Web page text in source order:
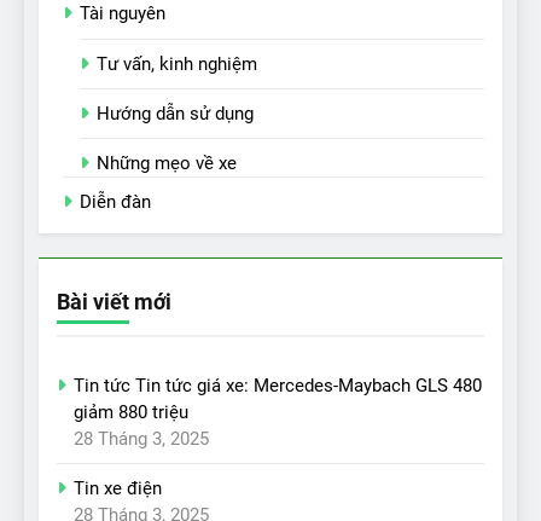
Tài nguyên
Tư vấn, kinh nghiệm
Hướng dẫn sử dụng
Những mẹo về xe
Diễn đàn
Bài viết mới
Tin tức Tin tức giá xe: Mercedes-Maybach GLS 480
giảm 880 triệu
28 Tháng 3, 2025
Tin xe điện
28 Tháng 3, 2025